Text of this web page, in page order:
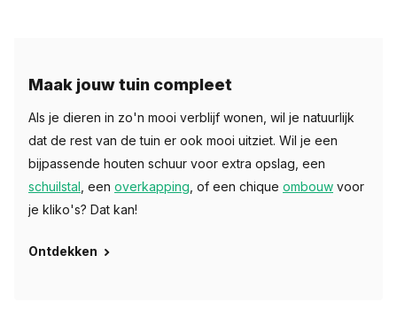
Maak jouw tuin compleet
Als je dieren in zo'n mooi verblijf wonen, wil je natuurlijk
dat de rest van de tuin er ook mooi uitziet. Wil je een
bijpassende houten schuur voor extra opslag, een
schuilstal , een overkapping , of een chique ombouw voor
je kliko's? Dat kan!
Ontdekken